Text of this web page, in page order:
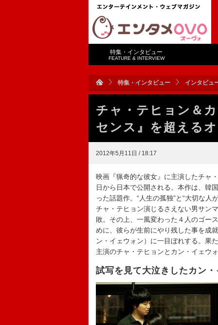
特集・インタビュー
FEATURE & INTERVIEW
特集・インタビュー インタビュ
チャ・テヒョン＆
センス』を超える
2012年5月11日 / 18:17
映画『猟奇的な彼女』に主演したチャ
日から日本で公開される。本作は、韓
った話題作。“人生の孤独”と“大切な
チャ・テヒョン演じるさえない男サン
敗。その上、一風変わった４人のゴー
めに、彼らが生前にやり残した事を成
ン・イェウォン）に一目ぼれする。果
主演のチャ・テヒョンとカン・イェウ
試写を見て大泣きしたカン